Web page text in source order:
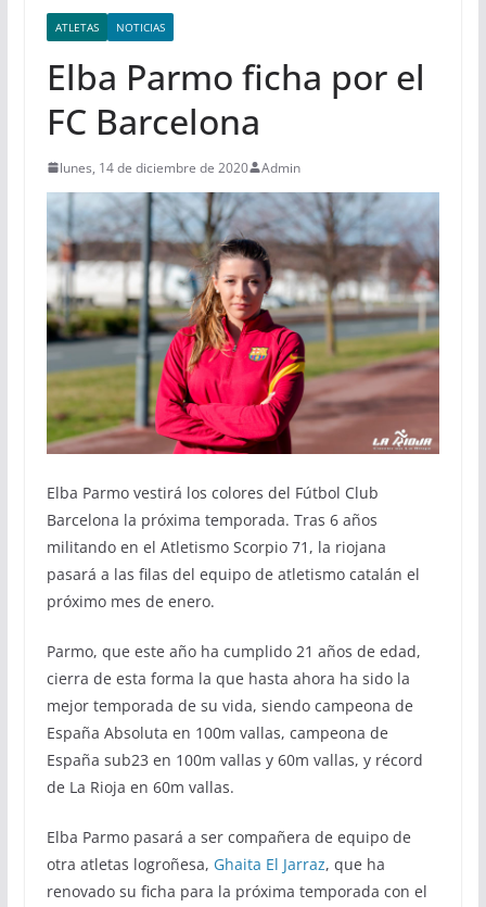
ATLETAS NOTICIAS
Elba Parmo ficha por el
FC Barcelona
lunes, 14 de diciembre de 2020 Admin
Elba Parmo vestirá los colores del Fútbol Club
Barcelona la próxima temporada. Tras 6 años
militando en el Atletismo Scorpio 71, la riojana
pasará a las filas del equipo de atletismo catalán el
próximo mes de enero.
Parmo, que este año ha cumplido 21 años de edad,
cierra de esta forma la que hasta ahora ha sido la
mejor temporada de su vida, siendo campeona de
España Absoluta en 100m vallas, campeona de
España sub23 en 100m vallas y 60m vallas, y récord
de La Rioja en 60m vallas.
Elba Parmo pasará a ser compañera de equipo de
otra atletas logroñesa, Ghaita El Jarraz, que ha
renovado su ficha para la próxima temporada con el